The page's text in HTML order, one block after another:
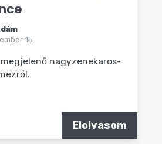
15.
nagyzenekaros-
Elolvasom